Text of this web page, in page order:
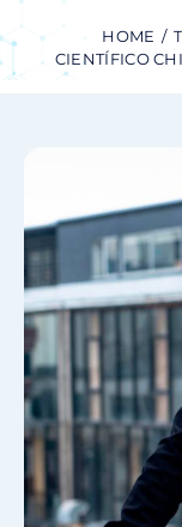
HOME
CIENTÍFICO